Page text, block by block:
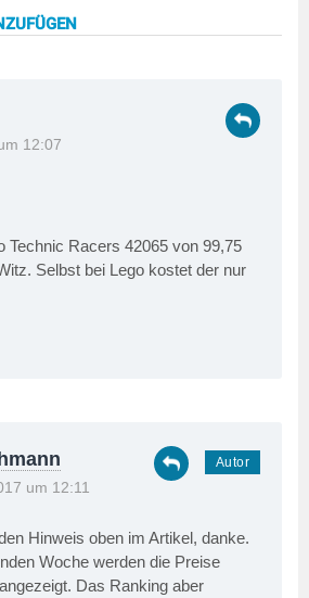
12:07
Technic Racers 42065 von 99,75
Selbst bei Lego kostet der nur
um 12:11
Hinweis oben im Artikel, danke.
Woche werden die Preise
Das Ranking aber